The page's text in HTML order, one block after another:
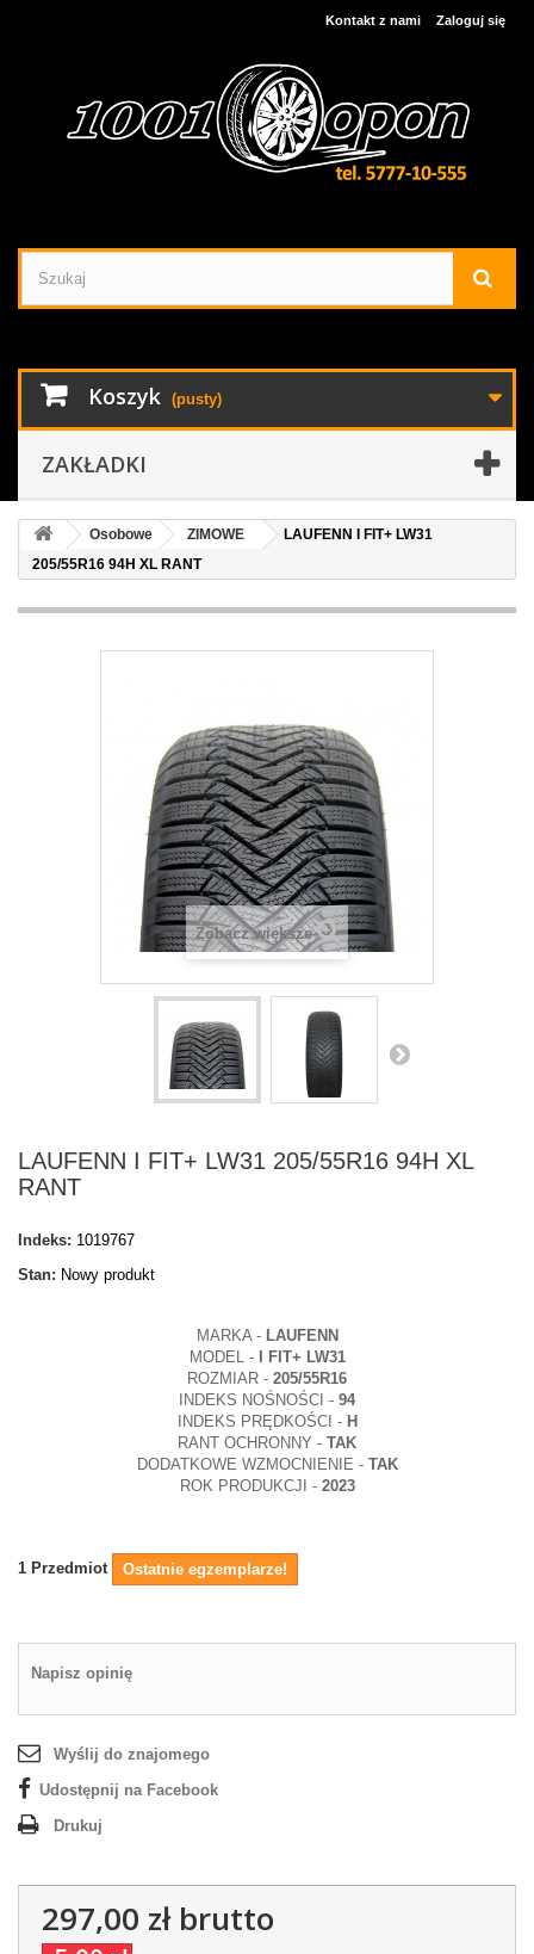
Zaloguj się
Kontakt z nami
Koszyk (pusty)
ZAKŁADKI
Osobowe ZIMOWE
LAUFENN I FIT+ LW31
205/55R16 94H XL RANT
Zobacz większe
LAUFENN I FIT+ LW31 205/55R16 94H XL
RANT
Indeks: 1019767
Stan: Nowy produkt
MARKA - LAUFENN
MODEL -
I FIT+ LW31
ROZMIAR - 205/55R16
INDEKS NOŚNOŚCI - 94
INDEKS PRĘDKOŚCI -H
RANT OCHRONNY - TAK
DODATKOWE WZMOCNIENIE - TAK
ROK PRODUKCJI - 2023
1 Przedmiot Ostatnie egzemplarze!
Napisz opinię
Wyślij do znajomego
Udostępnij na Facebook
Drukuj
297,00 złbrutto